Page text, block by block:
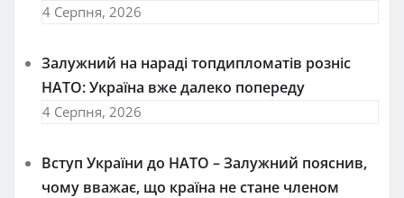
4 Серпня, 2026
Залужний на нараді топдипломатів розніс
НАТО: Україна вже далеко попереду
4 Серпня, 2026
Вступ України до НАТО – Залужний пояснив,
чому вважає, що країна не стане членом